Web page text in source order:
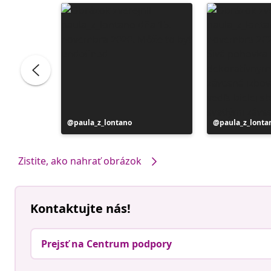
Príspevok
zverejnil
paula_z_lontano
Príspevok
zverejnil
Zistite, ako nahrať obrázok
Kontaktujte nás!
Prejsť na Centrum podpory